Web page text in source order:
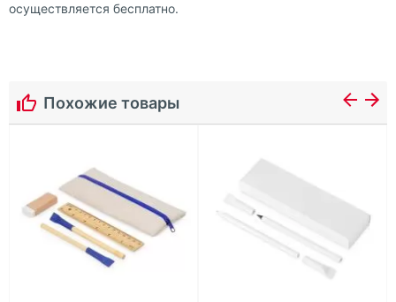
осуществляется бесплатно.
Похожие товары